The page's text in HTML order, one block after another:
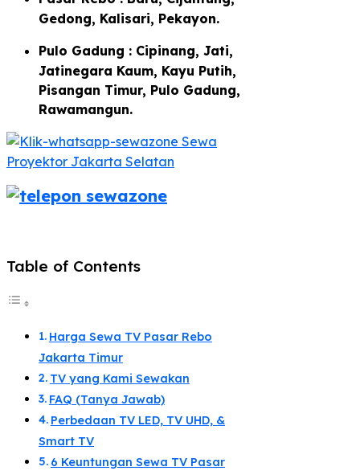
Gedong, Kalisari, Pekayon.
Pulo Gadung : Cipinang, Jati,
Jatinegara Kaum, Kayu Putih,
Pisangan Timur, Pulo Gadung,
Rawamangun.
Table of Contents
Harga Sewa TV Pasar Rebo
Jakarta Timur
TV yang Kami Sewakan
FAQ (Tanya Jawab)
Perbedaan TV LED, TV UHD, &
Smart TV​
6 Keuntungan Sewa TV Pasar